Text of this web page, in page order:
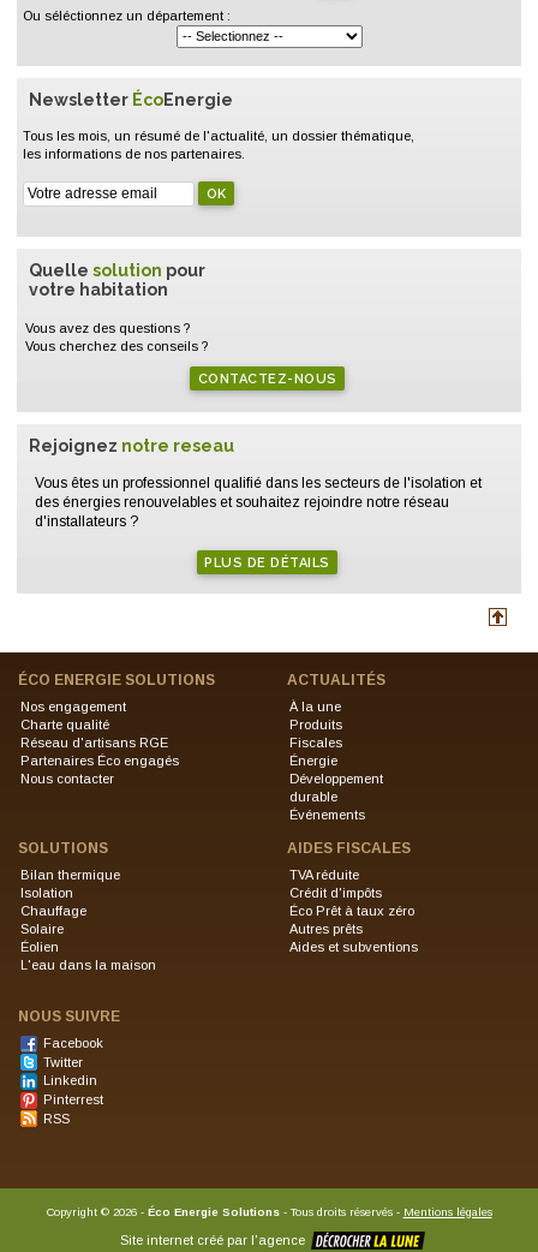
Ou séléctionnez un département :
Newsletter ÉcoEnergie
Tous les mois, un résumé de l'actualité, un dossier thématique,
les informations de nos partenaires.
Quelle solution pour
votre habitation
Vous avez des questions ?
Vous cherchez des conseils ?
CONTACTEZ-NOUS
Rejoignez notre reseau
Vous êtes un professionnel qualifié dans les secteurs de l'isolation et
des énergies renouvelables et souhaitez rejoindre notre réseau
d'installateurs ?
PLUS DE DÉTAILS
ÉCO ENERGIE SOLUTIONS
Nos engagement
Charte qualité
Réseau d'artisans RGE
Partenaires Éco engagés
Nous contacter
ACTUALITÉS
À la une
Produits
Fiscales
Énergie
Développement
durable
Événements
SOLUTIONS
Bilan thermique
Isolation
Chauffage
Solaire
Éolien
L'eau dans la maison
AIDES FISCALES
TVA réduite
Crédit d'impôts
Éco Prêt à taux zéro
Autres prêts
Aides et subventions
NOUS SUIVRE
Facebook
Twitter
Linkedin
Pinterrest
RSS
Copyright ©2026 - Éco Energie Solutions- Tous droits réservés - Mentions légales
Site internet créé par l'agence